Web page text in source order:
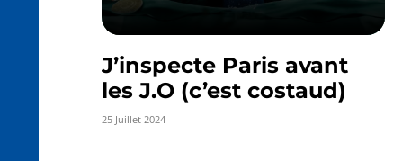
J’inspecte Paris avant
les J.O (c’est costaud)
25 Juillet 2024